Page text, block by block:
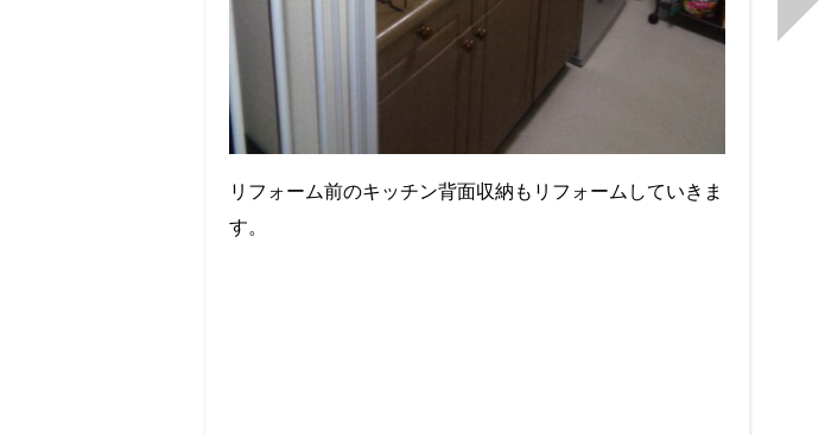
リフォーム前のキッチン背面収納もリフォームしていきま
す。